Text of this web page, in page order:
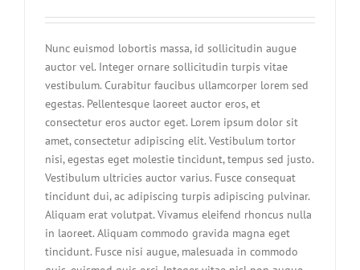
Nunc euismod lobortis massa, id sollicitudin augue
auctor vel. Integer ornare sollicitudin turpis vitae
vestibulum. Curabitur faucibus ullamcorper lorem sed
egestas. Pellentesque laoreet auctor eros, et
consectetur eros auctor eget. Lorem ipsum dolor sit
amet, consectetur adipiscing elit. Vestibulum tortor
nisi, egestas eget molestie tincidunt, tempus sed justo.
Vestibulum ultricies auctor varius. Fusce consequat
tincidunt dui, ac adipiscing turpis adipiscing pulvinar.
Aliquam erat volutpat. Vivamus eleifend rhoncus nulla
in laoreet. Aliquam commodo gravida magna eget
tincidunt. Fusce nisi augue, malesuada in commodo